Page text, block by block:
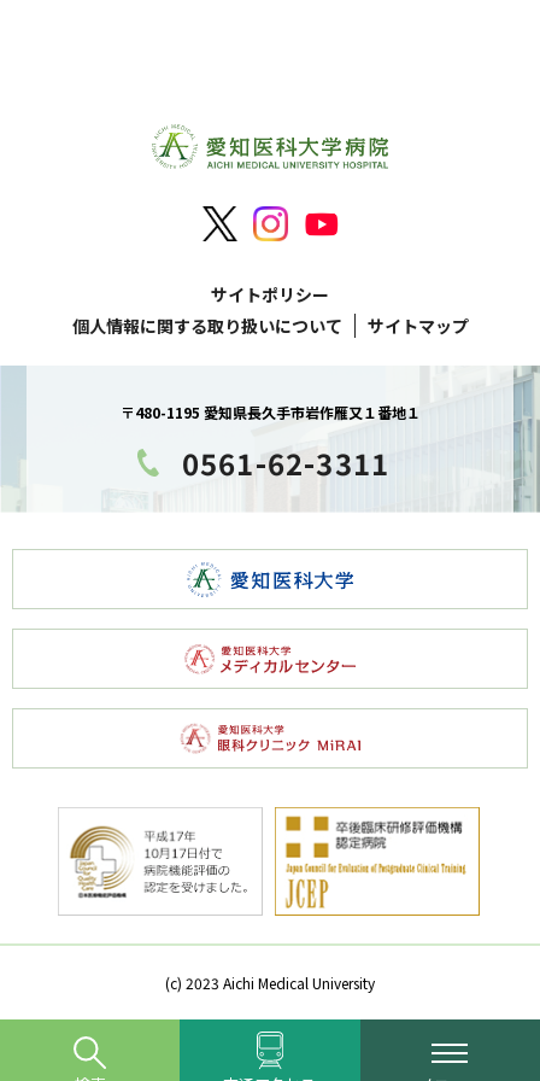
サイトポリシー
個人情報に関する取り扱いについて
サイトマップ
〒480-1195 愛知県長久手市岩作雁又１番地１
0561-62-3311
(c) 2023 Aichi Medical University